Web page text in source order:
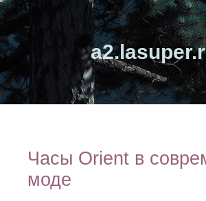
Часы Orient в
моде